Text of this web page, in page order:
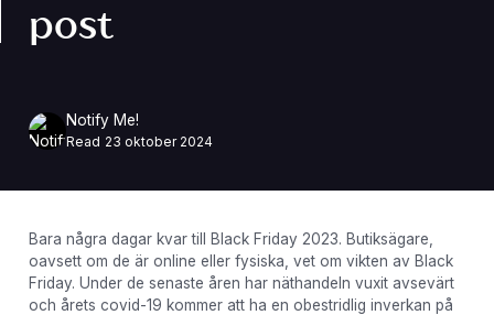
post
Notify Me!
Read 23 oktober 2024
Bara några dagar kvar till Black Friday 2023. Butiksägare,
oavsett om de är online eller fysiska, vet om vikten av Black
Friday. Under de senaste åren har näthandeln vuxit avsevärt
och årets covid-19 kommer att ha en obestridlig inverkan på